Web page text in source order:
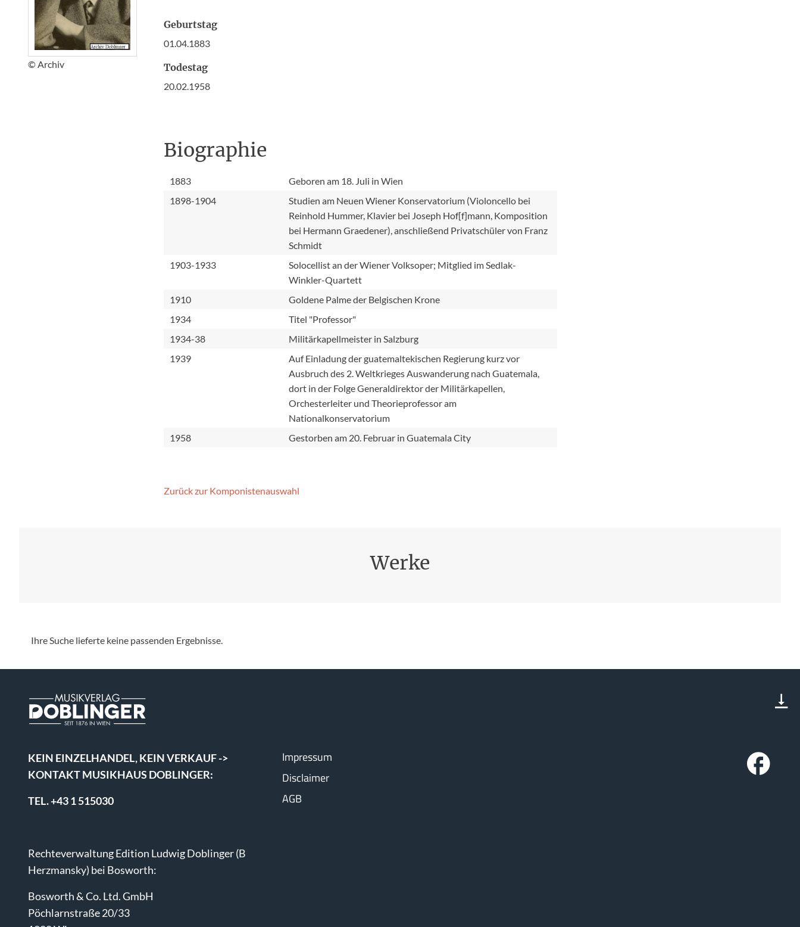
Geburtstag
01.04.1883
Todestag
20.02.1958
Biographie
1883
Geboren am 18. Juli in Wien
1898-1904
Studien am Neuen Wiener Konservatorium (Violoncello bei
Reinhold Hummer, Klavier bei Joseph Hof[f]mann, Komposition
bei Hermann Graedener), anschließend Privatschüler von Franz
Schmidt
1903-1933
Solocellist an der Wiener Volksoper; Mitglied im Sedlak-
Winkler-Quartett
1910
Goldene Palme der Belgischen Krone
1934
Titel "Professor"
1934-38
Militärkapellmeister in Salzburg
1939
Auf Einladung der guatemaltekischen Regierung kurz vor
Ausbruch des 2. Weltkrieges Auswanderung nach Guatemala,
dort in der Folge Generaldirektor der Militärkapellen,
Orchesterleiter und Theorieprofessor am
Nationalkonservatorium
1958
Gestorben am 20. Februar in Guatemala City
Zurück zur Komponisten­auswahl
© Archiv
Werke
Ihre Suche lieferte keine passenden Ergebnisse.
KEIN EINZELHANDEL, KEIN VERKAUF ->
KONTAKT MUSIKHAUS DOBLINGER:
TEL. +43 1 515030
Rechteverwaltung Edition Ludwig Doblinger (B
Herzmansky) bei Bosworth:
Bosworth & Co. Ltd. GmbH
Pöchlarnstraße 20/33
Impressum
Disclaimer
AGB